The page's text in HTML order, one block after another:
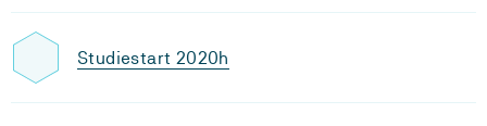
Studiestart 2020h